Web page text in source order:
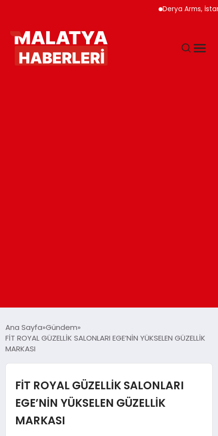
Derya Arms, İstanbul
GÜNDEM
DÜNYA
EĞITIM
Ana Sayfa Gündem
FİT ROYAL GÜZELLİK SALONLARI EGE’NİN YÜKSELEN GÜZELLİK
MARKASI
FİT ROYAL GÜZELLİK SALONLARI
EGE’NİN YÜKSELEN GÜZELLİK
MARKASI